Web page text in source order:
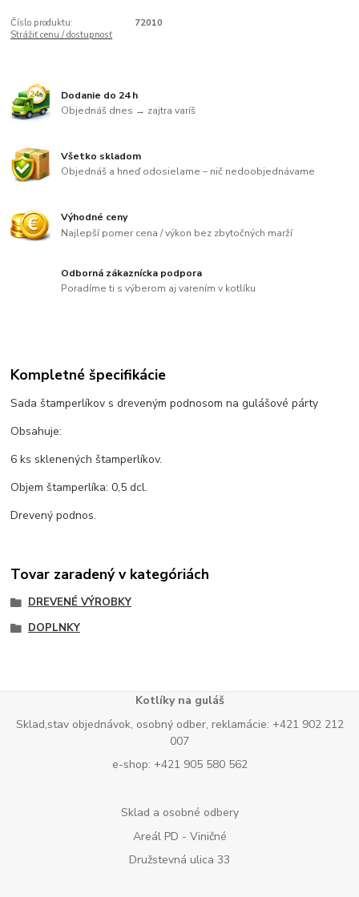
Číslo produktu:
72010
Strážiť cenu / dostupnosť
Dodanie do 24 h
Objednáš dnes → zajtra varíš
Všetko skladom
Objednáš a hneď odosielame – nič nedoobjednávame
Výhodné ceny
Najlepší pomer cena / výkon bez zbytočných marží
Odborná zákaznícka podpora
Poradíme ti s výberom aj varením v kotlíku
Kompletné špecifikácie
Sada štamperlíkov s dreveným podnosom na gulášové párty
Obsahuje:
6 ks sklenených štamperlíkov.
Objem štamperlíka: 0,5 dcl.
Drevený podnos.
Tovar zaradený v kategóriách
DREVENÉ VÝROBKY
DOPLNKY
Kotlíky na guláš
Sklad,stav objednávok, osobný odber, reklamácie: +421 902 212
007
e-shop: +421 905 580 562
Sklad a osobné odbery
Areál PD - Viničné
Družstevná ulica 33